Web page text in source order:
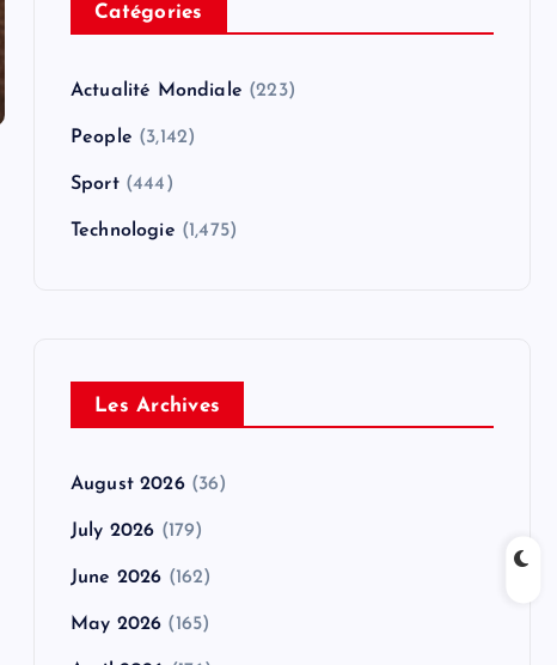
Catégories
Actualité Mondiale (223)
People (3,142)
Sport(444)
Technologie (1,475)
Les Archives
August 2026(36)
July 2026 (179)
June 2026 (162)
May 2026 (165)